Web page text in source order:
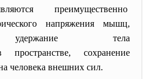
преимущественно
напряжения мышц,
удержание тела
сохранение
человека внешних сил.